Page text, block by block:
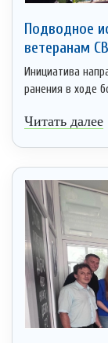
Подводное
ветеранам
Инициатива
ранения в ходе
Читать далее